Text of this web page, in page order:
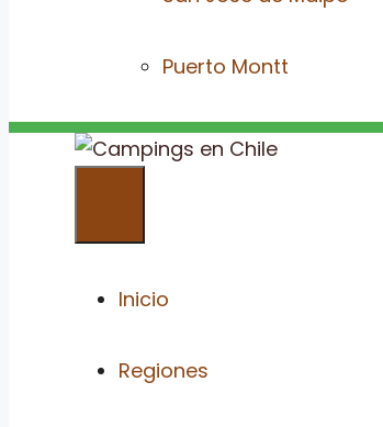
Puerto Montt
Inicio
Regiones